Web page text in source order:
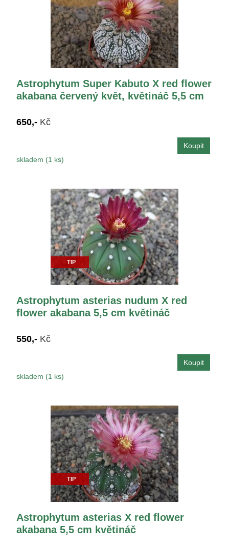
Astrophytum Super Kabuto X red flower
akabana červený květ, květináč 5,5 cm
650,- Kč
skladem (1 ks)
TIP
Astrophytum asterias nudum X red
flower akabana 5,5 cm květináč
550,- Kč
skladem (1 ks)
TIP
Astrophytum asterias X red flower
akabana 5,5 cm květináč